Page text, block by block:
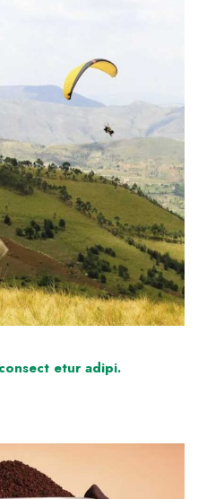
etur adipi.